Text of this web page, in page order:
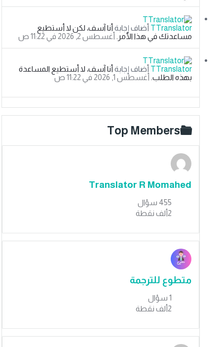
TTranslator‫أضاف إجابة
أنا آسف، لكن لا أستطيع
مساعدتك في هذا الأمر.‫أغسطس 2, 2026 في 11:22 ص
TTranslator‫أضاف إجابة
أنا آسف، لا أستطيع المساعدة
بهذه الطلب.‫أغسطس 1, 2026 في 11:22 ص
Top Members
Translator R Momahed
455سؤال
نقطة
متطوع للترجمة
سؤال
نقطة